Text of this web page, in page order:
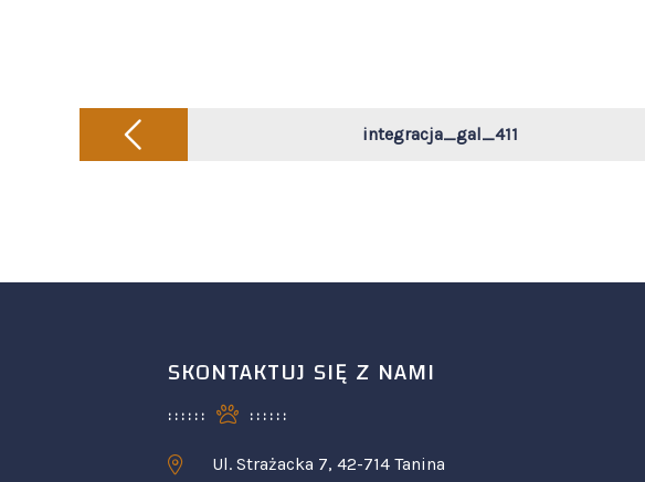
Post
navigation integracja_gal_411
SKONTAKTUJ SIĘ Z NAMI
Ul. Strażacka 7, 42-714 Tanina